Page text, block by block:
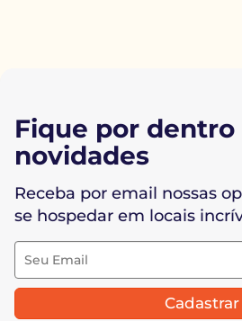
Fique por dentro
novidades
Receba por email nossas
se hospedar em locais
Cadastrar